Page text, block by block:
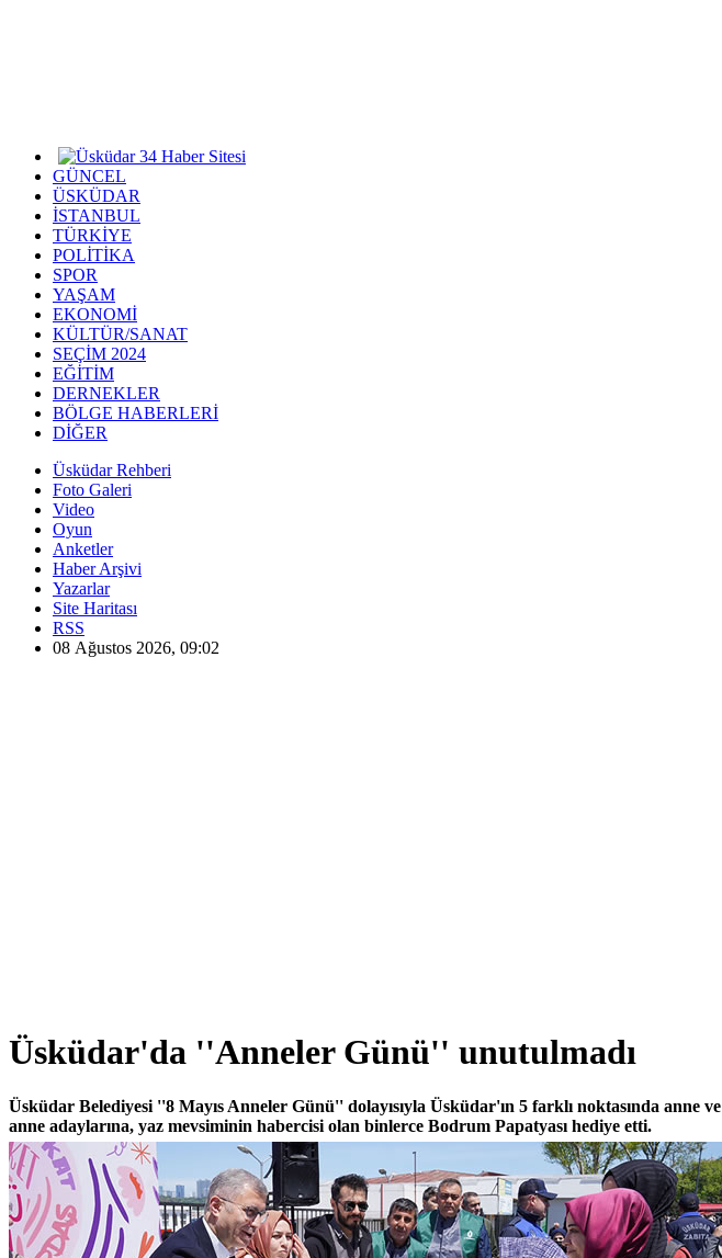
GÜNCEL
ÜSKÜDAR
İSTANBUL
TÜRKİYE
POLİTİKA
SPOR
YAŞAM
EKONOMİ
KÜLTÜR/SANAT
SEÇİM 2024
EĞİTİM
DERNEKLER
BÖLGE HABERLERİ
DİĞER
Üsküdar Rehberi
Foto Galeri
Video
Oyun
Anketler
Haber Arşivi
Yazarlar
Site Haritası
RSS
08 Ağustos 2026, 09:02
Üsküdar'da ''Anneler Günü'' unutulmadı
Üsküdar Belediyesi ''8 Mayıs Anneler Günü'' dolayısıyla Üsküdar'ın 5 farklı noktasında anne ve
anne adaylarına, yaz mevsiminin habercisi olan binlerce Bodrum Papatyası hediye etti.